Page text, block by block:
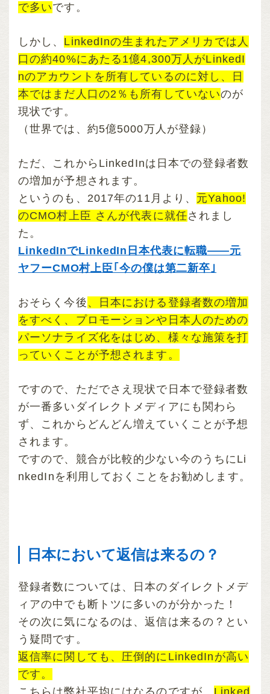
で多いです。
しかし、 LinkedInの生まれたアメリカでは人
口の約40%にあたる1億4,300万人がLinkedI
nのアカウントを所有しているのに対し、日
本ではまだ人口の2％も所有していないのが
現状です。
（世界では、約5億5000万人が登録）
ただ、これからLinkedInは日本での登録者数
の増加が予想されます。
というのも、2017年の11月より、 元Yahoo!
のCMO村上臣 さんが代表に就任されまし
た。
LinkedInでLinkedIn日本代表に転職——元
ヤフーCMO村上臣｢今の僕は第二新卒｣
おそらく今後 、日本における登録者数の増加
をすべく、プロモーションや日本人のための
パーソナライズ化をはじめ、様々な施策を打
っていくことが予想されます。
ですので、ただでさえ現状で日本で登録者数
が一番多いダイレクトメディアにも関わら
ず、これからどんどん増えていくことが予想
されます。
ですので、競合が比較的少ない今のうちにLi
nkedInを利用しておくことをお勧めします。
日本において返信は来るの？
登録者数については、日本のダイレクトメデ
ィアの中でも断トツに多いのが分かった！
その次に気になるのは、返信は来るの？とい
う疑問です。
返信率に関しても、圧倒的にLinkedInが高い
です。